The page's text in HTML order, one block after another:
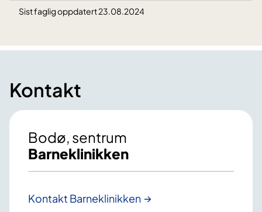
Sist faglig oppdatert 23.08.2024
Kontakt
Bodø, sentrum
Barneklinikken
Kontakt Barneklinikken